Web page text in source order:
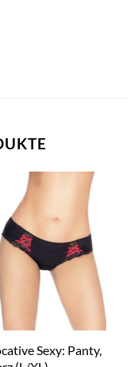
Sexy: Panty,